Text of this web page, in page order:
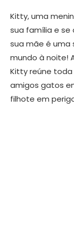
Kitty, uma
sua família e se
sua mãe é uma
mundo à noite!
Kitty reúne
amigos gatos
filhote em